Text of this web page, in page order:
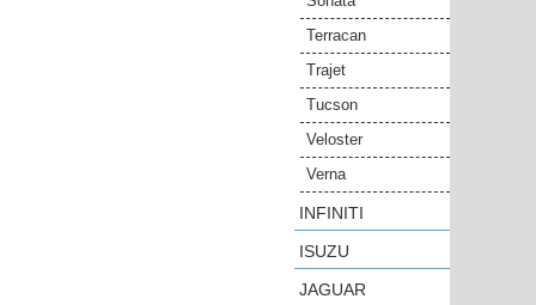
Terracan
Trajet
Tucson
Veloster
Verna
INFINITI
ISUZU
JAGUAR